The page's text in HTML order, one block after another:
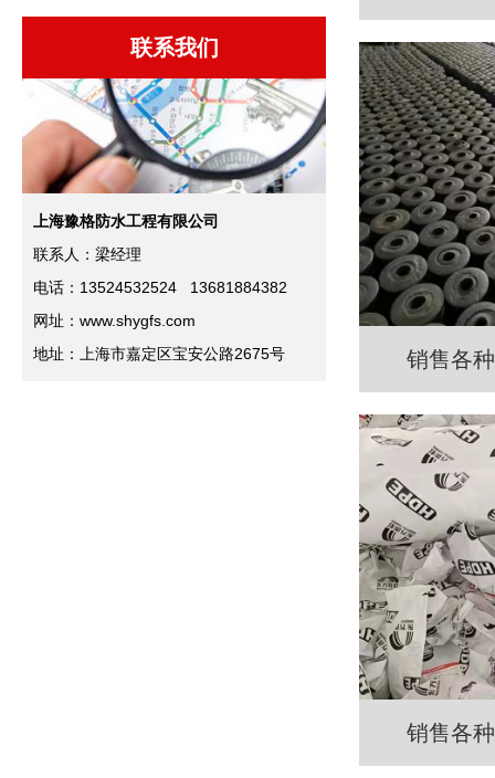
联系我们
上海豫格防水工程有限公司
联系人：梁经理
电话：13524532524 13681884382
网址：www.shygfs.com
地址：上海市嘉定区宝安公路2675号
销售各
销售各